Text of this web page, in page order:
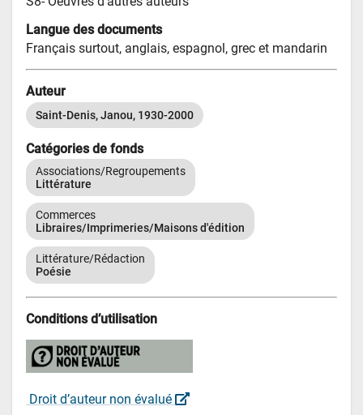
Langue des documents
Français surtout, anglais, espagnol, grec et mandarin
Auteur
Saint-Denis, Janou, 1930-2000
Catégories de fonds
Associations/Regroupements
Littérature
Commerces
Libraires/Imprimeries/Maisons d'édition
Littérature/Rédaction
Poésie
Conditions d’utilisation
Droit d’auteur non évalué